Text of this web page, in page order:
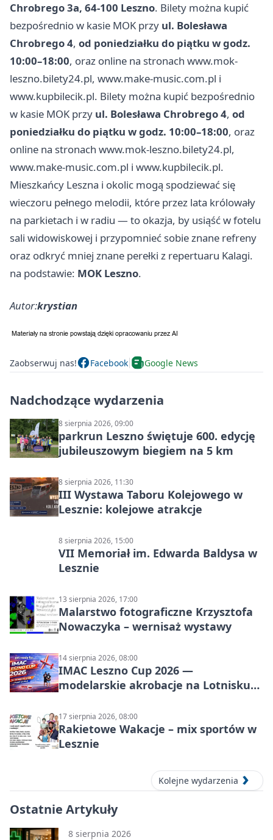
Chrobrego 3a, 64-100 Leszno. Bilety można kupić
bezpośrednio w kasie MOK przy ul. Bolesława
Chrobrego 4, od poniedziałku do piątku w godz.
10:00–18:00, oraz online na stronach www.mok-
leszno.bilety24.pl, www.make-music.com.pl i
www.kupbilecik.pl. Bilety można kupić bezpośrednio
w kasie MOK przy ul. Bolesława Chrobrego 4, od
poniedziałku do piątku w godz. 10:00–18:00, oraz
online na stronach www.mok-leszno.bilety24.pl,
www.make-music.com.pl i www.kupbilecik.pl.
Mieszkańcy Leszna i okolic mogą spodziewać się
wieczoru pełnego melodii, które przez lata królowały
na parkietach i w radiu — to okazja, by usiąść w fotelu
sali widowiskowej i przypomnieć sobie znane refreny
oraz odkryć mniej znane perełki z repertuaru Kalagi.
na podstawie: MOK Leszno.
Autor:krystian
Zaobserwuj nas! Facebook Google News
Nadchodzące wydarzenia
8 sierpnia 2026, 09:00
parkrun Leszno świętuje 600. edycję
jubileuszowym biegiem na 5 km
8 sierpnia 2026, 11:30
III Wystawa Taboru Kolejowego w
Lesznie: kolejowe atrakcje
8 sierpnia 2026, 15:00
VII Memoriał im. Edwarda Baldysa w
Lesznie
13 sierpnia 2026, 17:00
Malarstwo fotograficzne Krzysztofa
Nowaczyka – wernisaż wystawy
14 sierpnia 2026, 08:00
IMAC Leszno Cup 2026 —
modelarskie akrobacje na Lotnisku
17 sierpnia 2026, 08:00
Rakietowe Wakacje – mix sportów w
Lesznie
Kolejne wydarzenia
Ostatnie Artykuły
8 sierpnia 2026